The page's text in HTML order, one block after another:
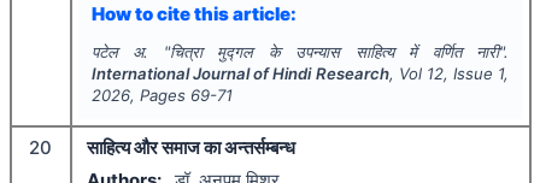
How to cite this article:
पटेल अ. "चित्रा मुद्गल के उपन्यास साहित्य में वर्णित नारी".
International Journal of Hindi Research, Vol 12, Issue 1,
2026, Pages 69-71
20
साहित्य और समाज का अन्तर्सम्बन्ध